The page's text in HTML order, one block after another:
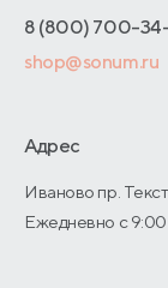
Адреса
Договор-оферты
Оптовые продажи
О производстве
8 (800) 700-
shop@sonum.ru
Адрес
Иваново пр.
Ежедневно с